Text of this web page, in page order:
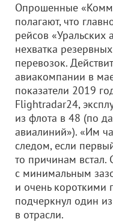
Опрошенные
полагают, что
рейсов «Уральских
нехватка
перевозок.
авиакомпании в
показатели 2019
Flightradar24,
из флота в 48 (по
авиалиний»). «Им
следом, если
то причинам
с минимальным
и очень короткими
подчеркнул один
в отрасли.